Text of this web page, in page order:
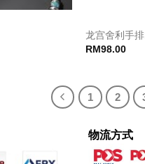
龙宫舍利手
RM98.00
1 2
物流方式